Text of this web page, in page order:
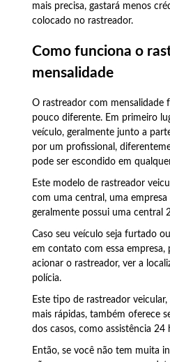
mais precisa, gastará menos
colocado no rastreador.
Como funciona o
mensalidade
O rastreador com mensalidade
pouco diferente. Em primeiro
veículo, geralmente junto a
por um profissional,
pode ser escondido em
Este modelo de rastreador
com uma central, uma
geralmente possui uma central
Caso seu veículo seja furtado
em contato com essa empresa,
acionar o rastreador, ver a
polícia.
Este tipo de rastreador
mais rápidas, também oferece
dos casos, como assistência 24
Então, se você não tem muita